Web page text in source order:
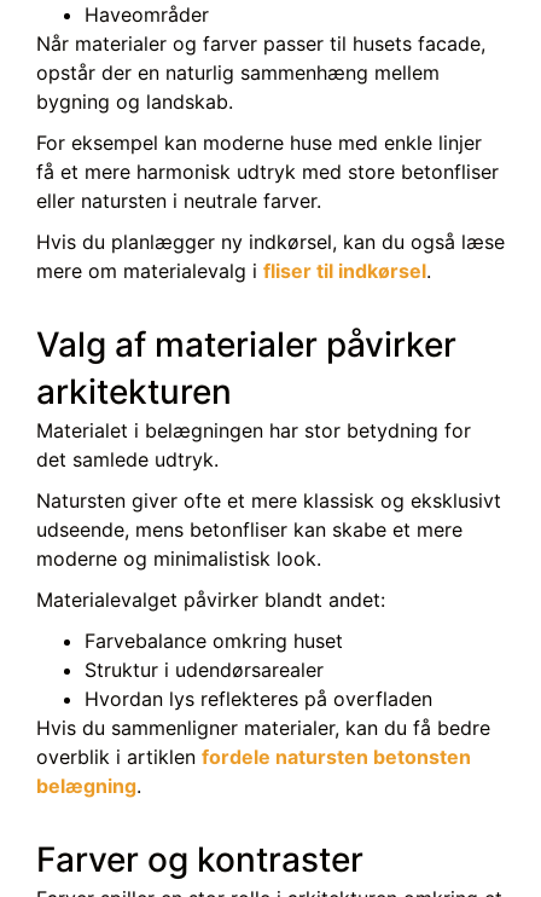
Haveområder
Når materialer og farver passer til husets facade,
opstår der en naturlig sammenhæng mellem
bygning og landskab.
For eksempel kan moderne huse med enkle linjer
få et mere harmonisk udtryk med store betonfliser
eller natursten i neutrale farver.
Hvis du planlægger ny indkørsel, kan du også læse
mere om materialevalg i fliser til indkørsel.
Valg af materialer påvirker
arkitekturen
Materialet i belægningen har stor betydning for
det samlede udtryk.
Natursten giver ofte et mere klassisk og eksklusivt
udseende, mens betonfliser kan skabe et mere
moderne og minimalistisk look.
Materialevalget påvirker blandt andet:
Farvebalance omkring huset
Struktur i udendørsarealer
Hvordan lys reflekteres på overfladen
Hvis du sammenligner materialer, kan du få bedre
overblik i artiklen fordele natursten betonsten
belægning.
Farver og kontraster